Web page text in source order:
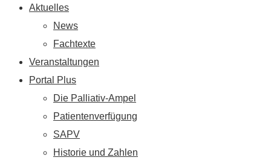
Aktuelles
News
Fachtexte
Veranstaltungen
Portal Plus
Die Palliativ-Ampel
Patientenverfügung
SAPV
Historie und Zahlen